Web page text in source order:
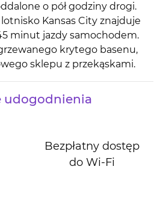
o pół godziny drogi.
Kansas City znajduje
minut jazdy samochodem.
krytego basenu,
sklepu z przekąskami.
udogodnienia
Bezpłatny dostęp
do Wi‑Fi